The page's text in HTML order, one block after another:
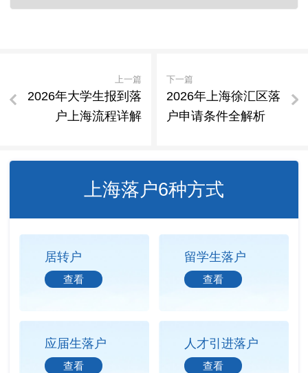
上一篇
2026年大学生报到落
户上海流程详解
下一篇
2026年上海徐汇区落
户申请条件全解析
上海落户6种方式
居转户
查看
留学生落户
查看
应届生落户
查看
人才引进落户
查看